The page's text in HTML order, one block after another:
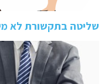
שליטה בתקשורת לא